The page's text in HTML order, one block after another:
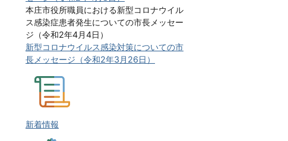
本庄市役所職員における新型コロナウイル
ス感染症患者発生についての市長メッセー
ジ（令和2年4月4日）
新型コロナウイルス感染対策についての市
長メッセージ（令和2年3月26日）
新着情報